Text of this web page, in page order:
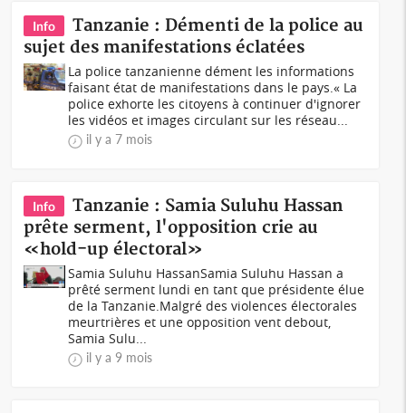
Info
Tanzanie : Démenti de la police au
sujet des manifestations éclatées
La police tanzanienne dément les informations
faisant état de manifestations dans le pays.« La
police exhorte les citoyens à continuer d'ignorer
les vidéos et images circulant sur les réseau...
il y a 7 mois
Info
Tanzanie : Samia Suluhu Hassan
prête serment, l'opposition crie au
«hold-up électoral»
Samia Suluhu HassanSamia Suluhu Hassan a
prêté serment lundi en tant que présidente élue
de la Tanzanie.Malgré des violences électorales
meurtrières et une opposition vent debout,
Samia Sulu...
il y a 9 mois